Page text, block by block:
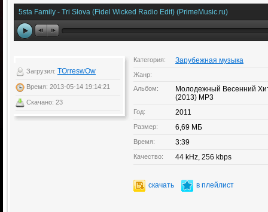
5sta Family - Tri Slova (Fidel Wicked Radio Edit) (PrimeMusic.ru)
Загрузил: TOrreswOw
Время: 2013-05-14 19:14:21
Скачано: 23
Категория: Зарубежная музыка
Жанр:
Альбом:
Молодежный Весенний
(2013) MP3
Год: 2011
Размер: 6,69 МБ
Время: 3:39
Качество: 44 kHz, 256 kbps
скачать в плейлист